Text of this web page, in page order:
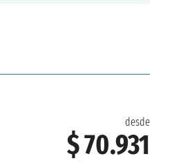
desde
$ 70.931